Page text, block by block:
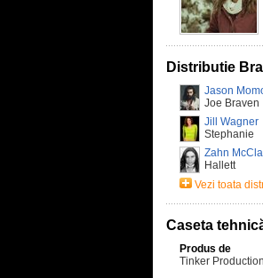
Distributie
Jason
Joe Braven
Jill Wagner
Stephanie
Zahn
Hallett
Vezi toata
Caseta
Produs de
Tinker